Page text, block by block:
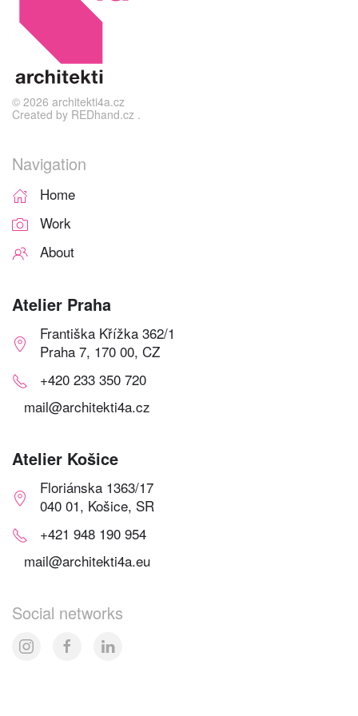
© 2026 architekti4a.cz
Created by REDhand.cz .
Navigation
Home
Work
About
Atelier Praha
Františka Křížka 362/1
Praha 7, 170 00, CZ
+420 233 350 720
mail@architekti4a.cz
Atelier Košice
Floriánska 1363/17
040 01, Košice, SR
+421 948 190 954
mail@architekti4a.eu
Social networks